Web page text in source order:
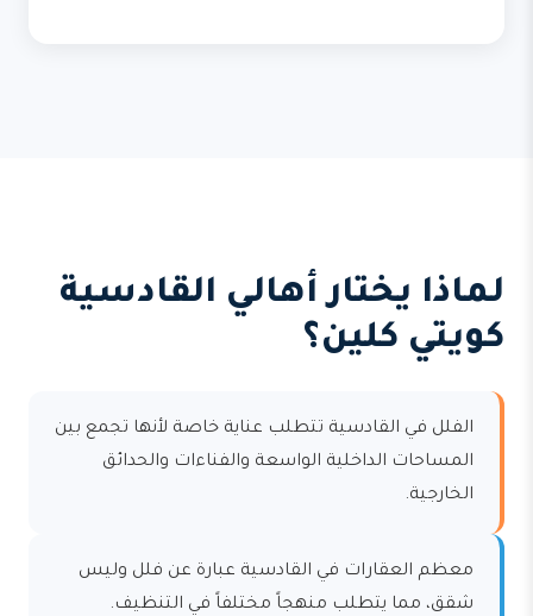
لماذا يختار أهالي القادسية
كويتي كلين؟
الفلل في القادسية تتطلب عناية خاصة لأنها تجمع بين
المساحات الداخلية الواسعة والفناءات والحدائق
الخارجية.
معظم العقارات في القادسية عبارة عن فلل وليس
شقق، مما يتطلب منهجاً مختلفاً في التنظيف.